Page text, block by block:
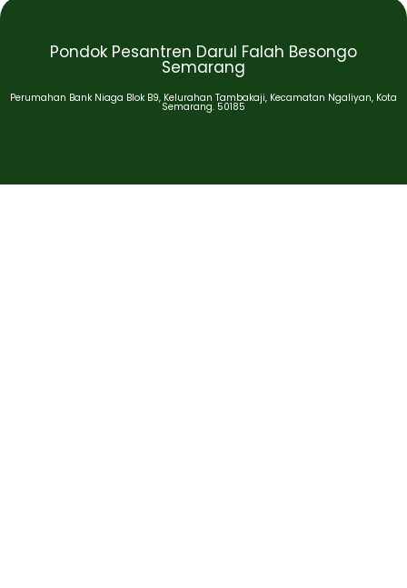
Pondok Pesantren Darul Falah Besongo
Semarang
Perumahan Bank Niaga Blok B9, Kelurahan Tambakaji, Kecamatan Ngaliyan, Kota
Semarang. 50185